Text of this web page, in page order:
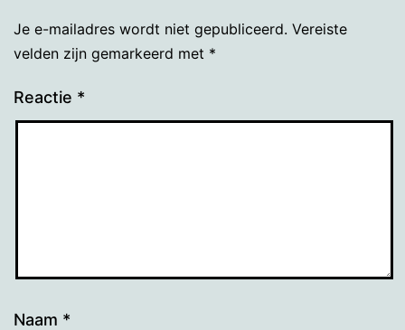
Je e-mailadres wordt niet gepubliceerd. Vereiste
velden zijn gemarkeerd met *
Reactie *
Naam *